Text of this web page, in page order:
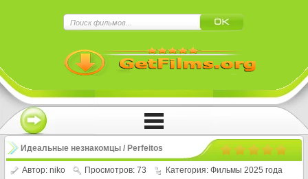
Идеальные незнакомцы / Perfeitos
Desconhecidos (2025)
Автор: niko Просмотров: 73 Категория: Фильмы 2025 года
Нажмите на
!!!Если Вы с телефона сперва нажмите на
троеточие в правом верхнем углу!!!